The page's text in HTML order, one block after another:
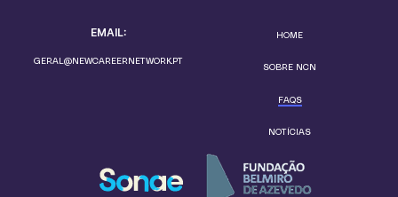
EMAIL:
GERAL@NEWCAREERNETWORK.PT
HOME
SOBRE NCN
FAQS
NOTÍCIAS